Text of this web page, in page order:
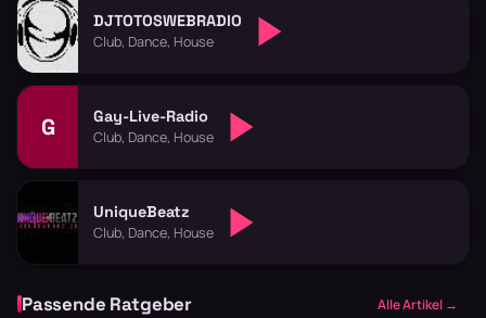
DJTOTOSWEBRADIO
Club, Dance, House
G Gay-Live-Radio
Club, Dance, House
UniqueBeatz
Club, Dance, House
Passende Ratgeber Alle Artikel →